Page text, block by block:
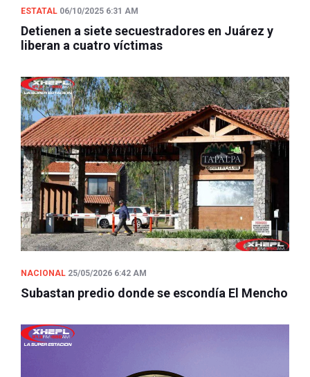
ESTATAL 06/10/2025 6:31 AM
Detienen a siete secuestradores en Juárez y
liberan a cuatro víctimas
NACIONAL 25/05/2026 6:42 AM
Subastan predio donde se escondía El Mencho